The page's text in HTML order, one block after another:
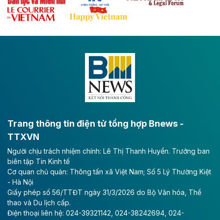
Đề xuất đầu tư 11.500 tỷ đồng xây dựng cao
tốc CT.11 qua Ninh Bình
Đông A dài khoảng 25,1 km được kỳ vọng sẽ tạo động
lực phát triển kinh tế - xã hội khu vực phía Nam đồng
Long Thành
Tổng công ty Cảng hàng không Việt Nam - CTCP
(ACV) vừa lập kỷ lục mới về lợi nhuận trong quý
II/2026.
Theo baodautu.vn
Vinaconex lập đỉnh doanh thu
Tổng CTCP Xuất nhập khẩu và Xây dựng Việt Nam
Trang thông tin điện tử tổng hợp Bnews -
TTXVN
Người chịu trách nhiệm chính: Lê Thị Thanh Huyền. Trưởng ban
biên tập Tin Kinh tế
Cơ quan chủ quản: Thông tấn xã Việt Nam; Số 5 Lý Thường Kiệt
- Hà Nội
Giấy phép số 56/TTĐT ngày 31/3/2026 do Bộ Văn hóa, Thể
thao và Du lịch cấp.
Điện thoại liên hệ: 024-39321142, 024-38242694, 024-